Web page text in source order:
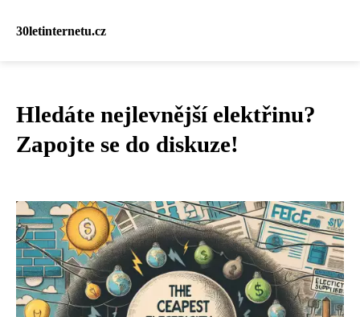
30letinternetu.cz
Hledáte nejlevnější elektřinu?
Zapojte se do diskuze!